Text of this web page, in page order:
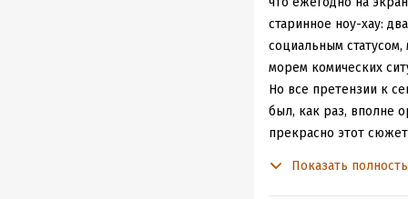
старинное ноу-хау:
социальным
морем комических
Но все претензии к
был, как раз, вполне
прекрасно этот
Показать